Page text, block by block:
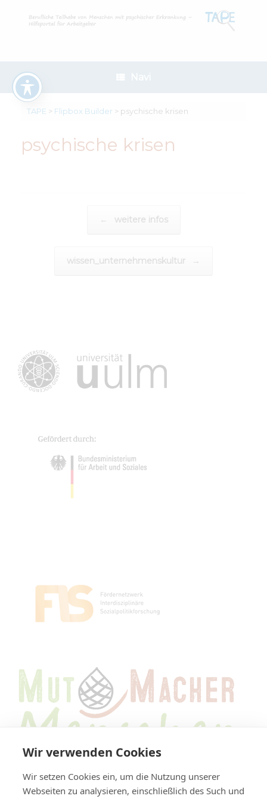
springen
TAPE > Flipbox Builder > psychische krisen
psychische krisen
← weitere infos
wissen_unternehmenskultur →
Wir verwenden Cookies
Wir setzen Cookies ein, um die Nutzung unserer
Webseiten zu analysieren, einschließlich des Such und